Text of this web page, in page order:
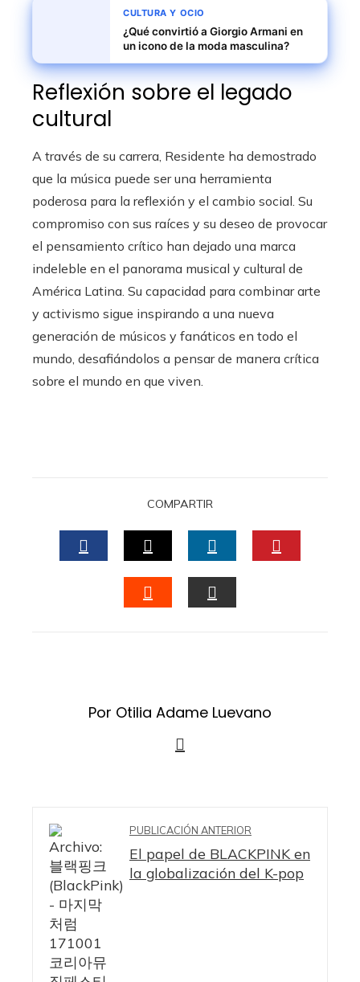
CULTURA Y OCIO
¿Qué convirtió a Giorgio Armani en
un icono de la moda masculina?
Reflexión sobre el legado
cultural
A través de su carrera, Residente ha demostrado
que la música puede ser una herramienta
poderosa para la reflexión y el cambio social. Su
compromiso con sus raíces y su deseo de provocar
el pensamiento crítico han dejado una marca
indeleble en el panorama musical y cultural de
América Latina. Su capacidad para combinar arte
y activismo sigue inspirando a una nueva
generación de músicos y fanáticos en todo el
mundo, desafiándolos a pensar de manera crítica
sobre el mundo en que viven.
COMPARTIR
FACEBOOKTWITTERLINKEDIN
Por Otilia Adame Luevano
PUBLICACIÓN ANTERIOR
El papel de BLACKPINK en
la globalización del K-pop